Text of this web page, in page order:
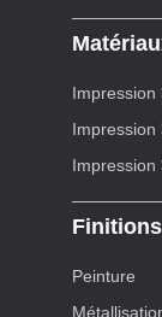
Impression
Impression
Impression
Peinture